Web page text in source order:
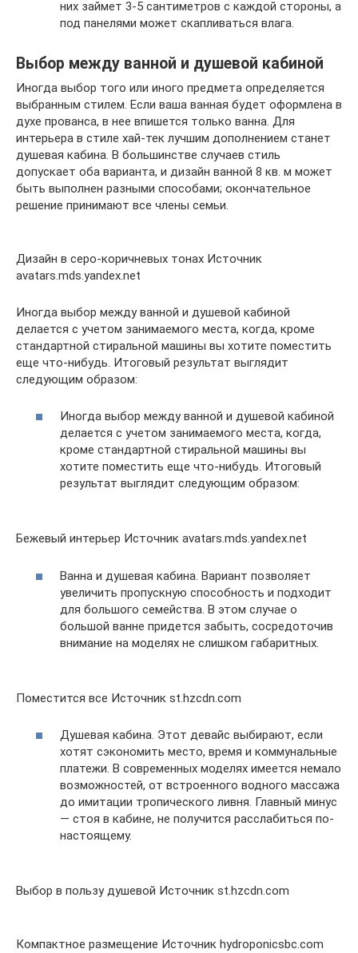
них займет 3-5 сантиметров с каждой стороны, а
под панелями может скапливаться влага.
Выбор между ванной и душевой кабиной
Иногда выбор того или иного предмета определяется
выбранным стилем. Если ваша ванная будет оформлена в
духе прованса, в нее впишется только ванна. Для
интерьера в стиле хай-тек лучшим дополнением станет
душевая кабина. В большинстве случаев стиль
допускает оба варианта, и дизайн ванной 8 кв. м может
быть выполнен разными способами; окончательное
решение принимают все члены семьи.
Дизайн в серо-коричневых тонах Источник
avatars.mds.yandex.net
Иногда выбор между ванной и душевой кабиной
делается с учетом занимаемого места, когда, кроме
стандартной стиральной машины вы хотите поместить
еще что-нибудь. Итоговый результат выглядит
следующим образом:
Иногда выбор между ванной и душевой кабиной
делается с учетом занимаемого места, когда,
кроме стандартной стиральной машины вы
хотите поместить еще что-нибудь. Итоговый
результат выглядит следующим образом:
Бежевый интерьер Источник avatars.mds.yandex.net
Ванна и душевая кабина. Вариант позволяет
увеличить пропускную способность и подходит
для большого семейства. В этом случае о
большой ванне придется забыть, сосредоточив
внимание на моделях не слишком габаритных.
Поместится все Источник st.hzcdn.com
Душевая кабина. Этот девайс выбирают, если
хотят сэкономить место, время и коммунальные
платежи. В современных моделях имеется немало
возможностей, от встроенного водного массажа
до имитации тропического ливня. Главный минус
— стоя в кабине, не получится расслабиться по-
настоящему.
Выбор в пользу душевой Источник st.hzcdn.com
Компактное размещение Источник hydroponicsbc.com